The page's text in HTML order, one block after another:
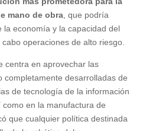
mano de obra, que podría
la economía y la capacidad del
operaciones de alto riesgo.
centra en aprovechar las
completamente desarrolladas de
de tecnología de la información
en la manufactura de
que cualquier política destinada